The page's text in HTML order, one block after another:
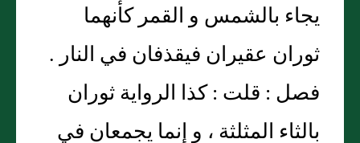
يجاء بالشمس و القمر كأنهما
ثوران عقيران فيقذفان في النار .
فصل : قلت : كذا الرواية ثوران
بالثاء المثلثة ، و إنما يجمعان في